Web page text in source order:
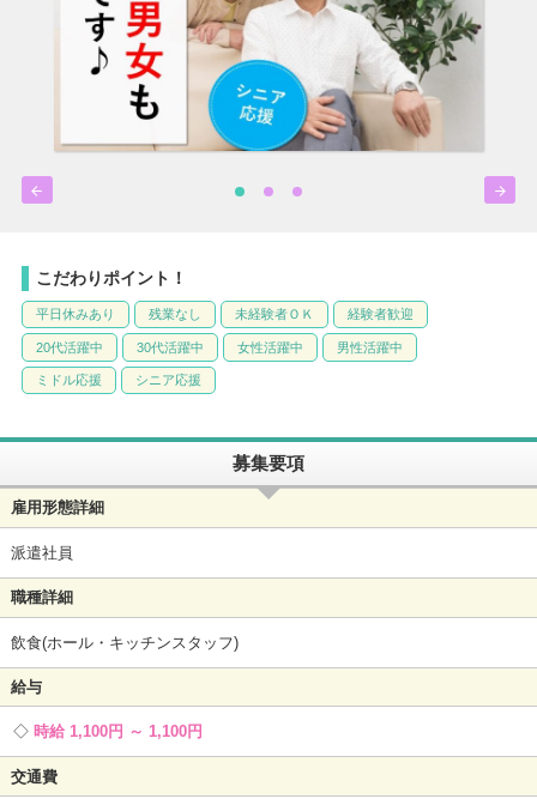
 
こだわりポイント！
平日休みあり 残業なし 未経験者ＯＫ 経験者歓迎
20代活躍中 30代活躍中 女性活躍中 男性活躍中
ミドル応援 シニア応援
募集要項
雇用形態詳細
派遣社員
職種詳細
飲食(ホール・キッチンスタッフ)
給与
時給 1,100円 ～ 1,100円
交通費